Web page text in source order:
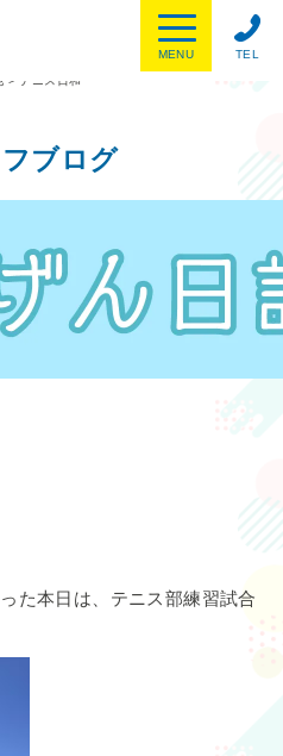
TEL
MENU
> テニス日和
ブログ
た本日は、テニス部練習試合